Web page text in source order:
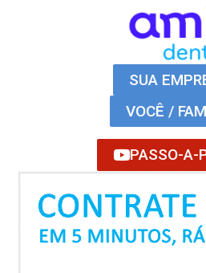
SUA
VOCÊ /
PASSO-A-